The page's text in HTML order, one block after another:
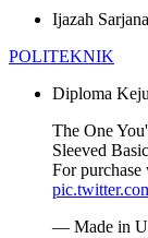
Ijazah
POLITEKNIK
Diploma
The One
Sleeved
For purchase
— Made in